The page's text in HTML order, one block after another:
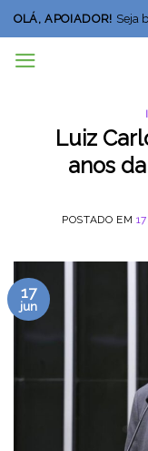
Skip
to
content
OLÁ, APOIADOR! Seja
Luiz
anos
POSTADO EM
17
jun